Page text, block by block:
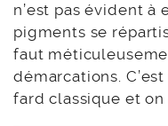
n’est pas évident à
pigments se
faut
démarcations.
fard classique et on